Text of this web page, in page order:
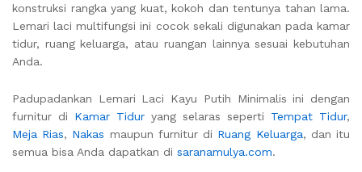
konstruksi rangka yang kuat, kokoh dan tentunya tahan lama.
Lemari laci multifungsi ini cocok sekali digunakan pada kamar
tidur, ruang keluarga, atau ruangan lainnya sesuai kebutuhan
Anda.
Padupadankan Lemari Laci Kayu Putih Minimalis ini dengan
furnitur di Kamar Tidur yang selaras seperti Tempat Tidur,
Meja Rias, Nakas maupun furnitur di Ruang Keluarga, dan itu
semua bisa Anda dapatkan di saranamulya.com.